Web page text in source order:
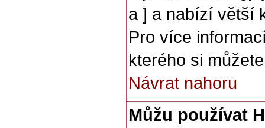
a ] a nabízí větší
Pro více
kterého si
Návrat nahoru
Můžu používat